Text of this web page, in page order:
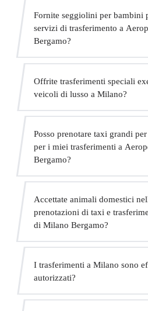
servizi executive e VIP. Puoi
della prenotazione.
Fornite seggiolini per bambini
servizi di trasferimento a
Bergamo?
1, 2 e 3) completamente gratuiti.
Offrite trasferimenti speciali
veicoli di lusso a Milano?
Mercedes di alta gamma, un autista
extra come acqua e WiFi a bordo.
Posso prenotare taxi grandi
per i miei trasferimenti a
Bergamo?
minibus per fino a 16 passeggeri per
Accettate animali domestici
prenotazioni di taxi e
di Milano Bergamo?
Chiediamo di indicarlo al momento
I trasferimenti a Milano sono
autorizzati?